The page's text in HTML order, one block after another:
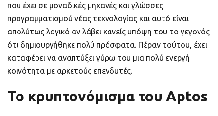
που έχει σε μοναδικές μηχανές και γλώσσες
προγραμματισμού νέας τεχνολογίας και αυτό είναι
απολύτως λογικό αν λάβει κανείς υπόψη του το γεγονός
ότι δημιουργήθηκε πολύ πρόσφατα. Πέραν τούτου, έχει
καταφέρει να αναπτύξει γύρω του μια πολύ ενεργή
κοινότητα με αρκετούς επενδυτές.
Το κρυπτονόμισμα του Aptos